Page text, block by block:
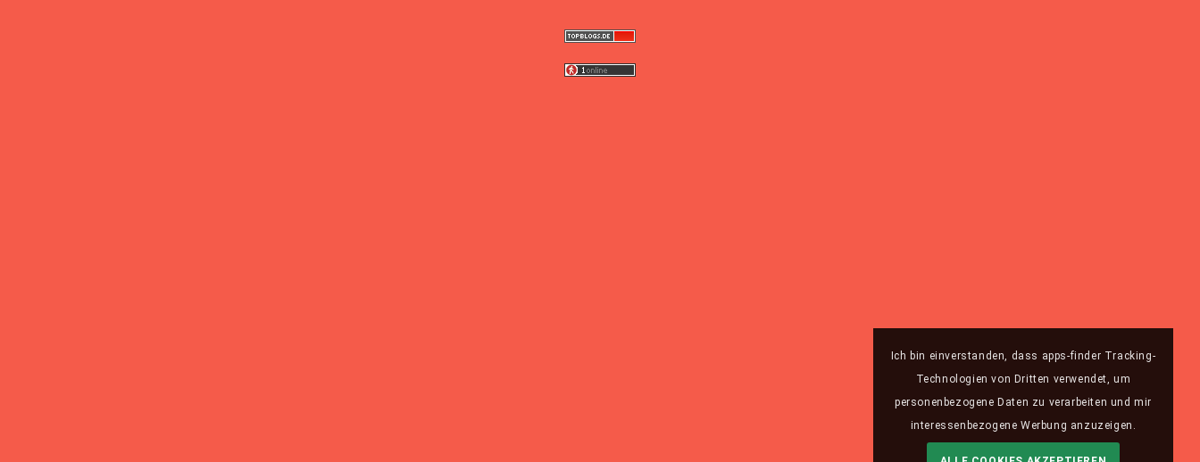
Ich bin einverstanden, dass apps-finder Tracking-
Technologien von Dritten verwendet, um
personenbezogene Daten zu verarbeiten und mir
interessenbezogene Werbung anzuzeigen.